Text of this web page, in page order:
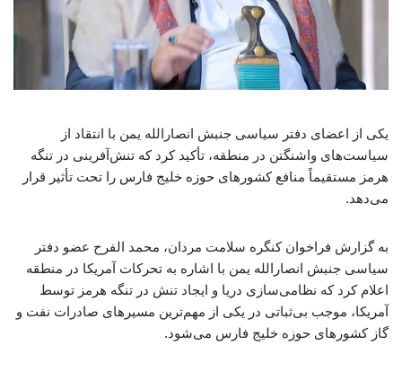
یکی از اعضای دفتر سیاسی جنبش انصارالله یمن با انتقاد از
سیاست‌های واشنگتن در منطقه، تأکید کرد که تنش‌آفرینی در تنگه
هرمز مستقیماً منافع کشورهای حوزه خلیج فارس را تحت تأثیر قرار
می‌دهد.
به گزارش فراخوان کنگره سلامت مردان، محمد الفرح عضو دفتر
سیاسی جنبش انصارالله یمن با اشاره به تحرکات آمریکا در منطقه
اعلام کرد که نظامی‌سازی دریا و ایجاد تنش در تنگه هرمز توسط
آمریکا، موجب بی‌ثباتی در یکی از مهم‌ترین مسیرهای صادرات نفت و
گاز کشورهای حوزه خلیج فارس می‌شود.